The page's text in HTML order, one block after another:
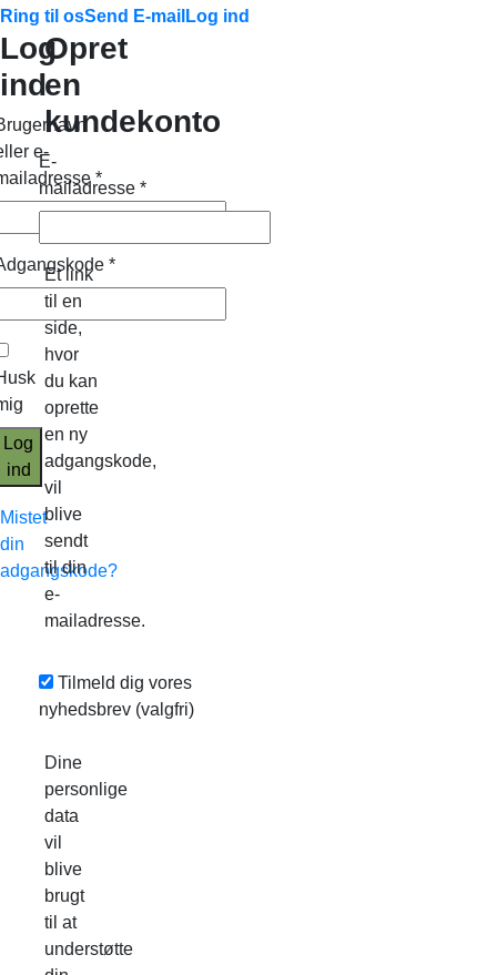
Ring til osSend E-mail Log ind
Log
ind
e-
*
*
Log
ind
Mistet
din
adgangskode?
Opret
en
kundekonto
E-
mailadresse *
Et link
til en
side,
hvor
du kan
oprette
en ny
adgangskode,
vil
blive
sendt
til din
e-
mailadresse.
Tilmeld dig vores
nyhedsbrev (valgfri)
Dine
personlige
data
vil
blive
brugt
til at
understøtte